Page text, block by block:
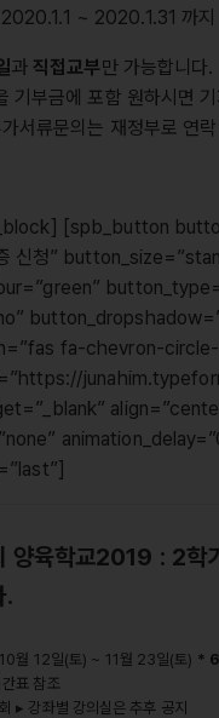
~ 2020.1.31 까지
과 직접교부만 가능합니다.
기부금에 포함 원하시면
서류문의는 재정부로 연
[spb_button
신청”
fa-chevron-
양육학교2019 : 2학
.
월 12일(토) ~ 11월 23일(토) * 6
표 참조
▸ 강좌별 강의실은 추후 공지